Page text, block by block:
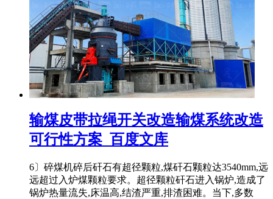
输煤皮带拉绳开关改造输煤系统改造
可行性方案_百度文库
6〕碎煤机碎后矸石有超径颗粒,煤矸石颗粒达3540mm,远
远超过入炉煤颗粒要求。超径颗粒矸石进入锅炉,造成了
锅炉热量流失,床温高,结渣严重,排渣困难。当下,多数